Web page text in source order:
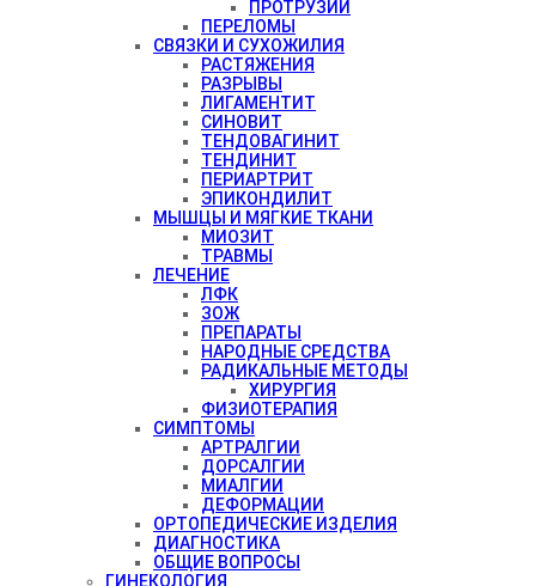
ПРОТРУЗИИ
ПЕРЕЛОМЫ
СВЯЗКИ И СУХОЖИЛИЯ
РАСТЯЖЕНИЯ
РАЗРЫВЫ
ЛИГАМЕНТИТ
СИНОВИТ
ТЕНДОВАГИНИТ
ТЕНДИНИТ
ПЕРИАРТРИТ
ЭПИКОНДИЛИТ
МЫШЦЫ И МЯГКИЕ ТКАНИ
МИОЗИТ
ТРАВМЫ
ЛЕЧЕНИЕ
ЛФК
ЗОЖ
ПРЕПАРАТЫ
НАРОДНЫЕ СРЕДСТВА
РАДИКАЛЬНЫЕ МЕТОДЫ
ХИРУРГИЯ
ФИЗИОТЕРАПИЯ
СИМПТОМЫ
АРТРАЛГИИ
ДОРСАЛГИИ
МИАЛГИИ
ДЕФОРМАЦИИ
ОРТОПЕДИЧЕСКИЕ ИЗДЕЛИЯ
ДИАГНОСТИКА
ОБЩИЕ ВОПРОСЫ
ГИНЕКОЛОГИЯ